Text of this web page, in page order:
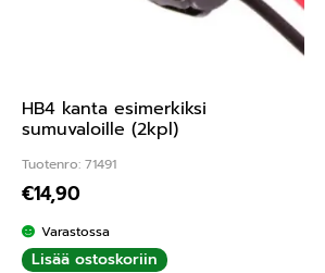
HB4 kanta esimerkiksi
sumuvaloille (2kpl)
Tuotenro: 71491
€14,90
Varastossa
Lisää ostoskoriin